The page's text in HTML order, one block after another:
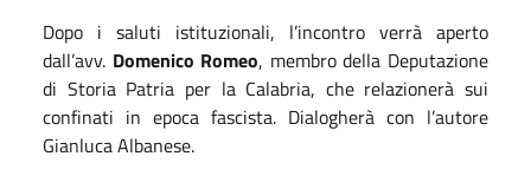
Dopo i saluti istituzionali, l’incontro verrà aperto
dall’avv. Domenico Romeo, membro della Deputazione
di Storia Patria per la Calabria, che relazionerà sui
confinati in epoca fascista. Dialogherà con l’autore
Gianluca Albanese.